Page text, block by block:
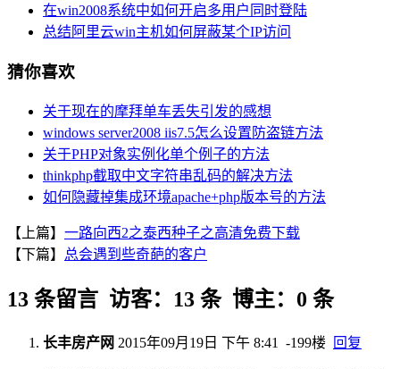
在win2008系统中如何开启多用户同时登陆
总结阿里云win主机如何屏蔽某个IP访问
猜你喜欢
关于现在的摩拜单车丢失引发的感想
windows server2008 iis7.5怎么设置防盗链方法
关于PHP对象实例化单个例子的方法
thinkphp截取中文字符串乱码的解决方法
如何隐藏掉集成环境apache+php版本号的方法
【上篇】 一路向西2之泰西种子之高清免费下载
【下篇】 总会遇到些奇葩的客户
13 条留言 访客：13 条 博主：0 条
长丰房产网 2015年09月19日 下午 8:41 -199楼 回复